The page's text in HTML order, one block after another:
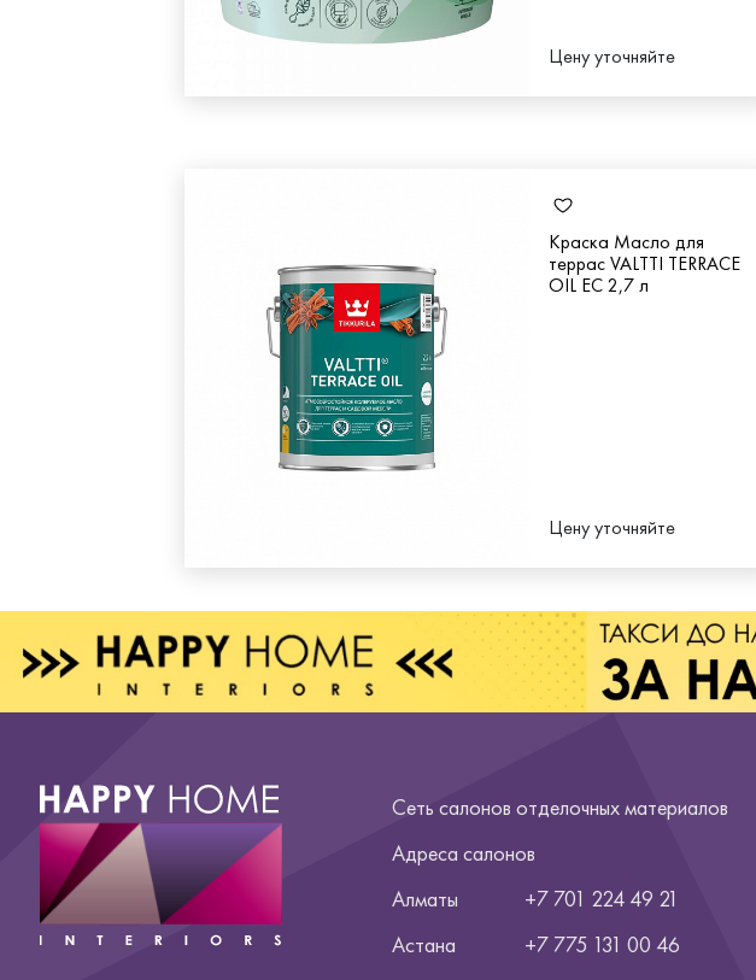
Цену уточняйте
Краска Масло для
террас VALTTI TERRACE
OIL EC 2,7 л
Цену уточняйте
Сеть салонов отделочных материалов
Адреса салонов
Алматы
+7 701 224 49 21
Астана
+7 775 131 00 46